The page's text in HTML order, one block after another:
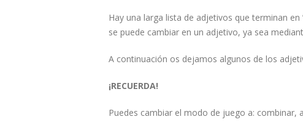
Hay una larga lista de adjetivos que terminan en
se puede cambiar en un adjetivo, ya sea
A continuación os dejamos algunos de los
¡RECUERDA!
Puedes cambiar el modo de juego a: combinar,